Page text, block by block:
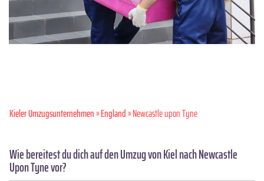
Kieler Umzugsunternehmen»England» Newcastle upon Tyne
Wie bereitest du dich auf den Umzug von Kiel nach Newcastle
Upon Tyne vor?